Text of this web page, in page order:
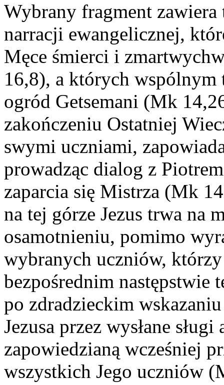
Wybrany fragment zawiera
narracji ewangelicznej,
Męce śmierci i
16,8), a których wspólnym
ogród Getsemani (Mk
zakończeniu Ostatniej
swymi uczniami,
prowadząc dialog z
zaparcia się Mistrza (Mk
na tej górze Jezus trwa na
osamotnieniu, pomimo
wybranych uczniów,
bezpośrednim
po zdradzieckim
Jezusa przez wysłane
zapowiedzianą wcześniej
wszystkich Jego uczniów